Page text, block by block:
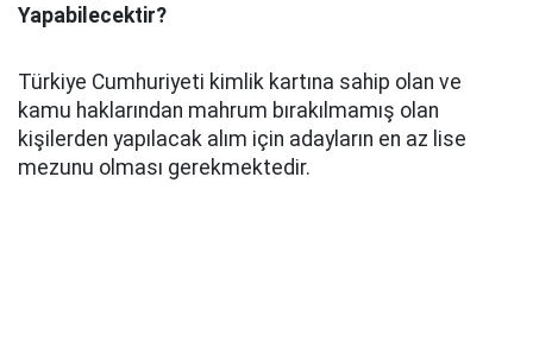
Yapabilecektir?
Türkiye Cumhuriyeti kimlik kartına sahip olan ve
kamu haklarından mahrum bırakılmamış olan
kişilerden yapılacak alım için adayların en az lise
mezunu olması gerekmektedir.